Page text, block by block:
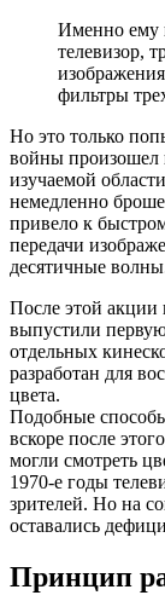
Именно ему
телевизор,
фильтры
Но это только
войны произошел
изучаемой
немедленно
привело к
передачи
десятичные
После этой акции
выпустили
отдельных
разработан для
цвета.
Подобные
вскоре после
могли смотреть
1970-е годы
зрителей. Но на
оставались
Принцип